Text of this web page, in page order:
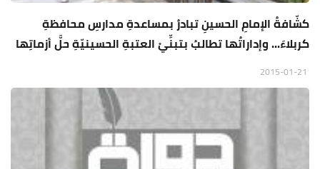
كشّافةُ الإمامِ الحسينِ تبادرُ بمساعدةِ مدارسِ محافظةِ
كربلاءَ... وإداراتُها تطالبُ بتبنِّيْ العتبةِ الحسينيّةِ حلَّ أزماتِها